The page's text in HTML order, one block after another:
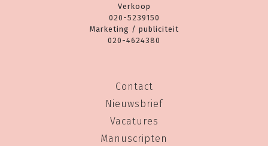
Verkoop
020-5239150
Marketing / publiciteit
020-4624380
Contact
Nieuwsbrief
Vacatures
Manuscripten